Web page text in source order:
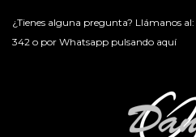
¿Tienes alguna pregunta? Llámanos al:
342 o por Whatsapp pulsando aquí